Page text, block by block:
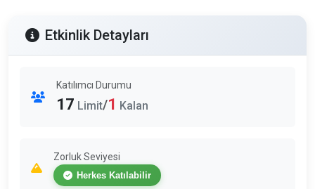
Etkinlik Detayları
Katılımcı Durumu
17 Limit/1 Kalan
Zorluk Seviyesi
Herkes Katılabilir